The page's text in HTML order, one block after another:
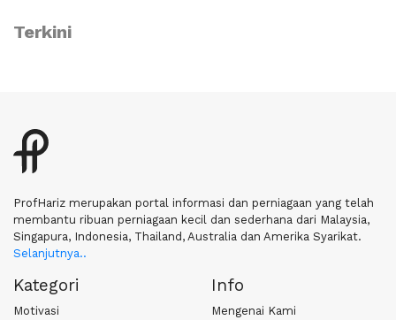
Terkini
ProfHariz merupakan portal informasi dan perniagaan yang telah
membantu ribuan perniagaan kecil dan sederhana dari Malaysia,
Singapura, Indonesia, Thailand, Australia dan Amerika Syarikat.
Selanjutnya..
Kategori
Motivasi
Info
Mengenai Kami